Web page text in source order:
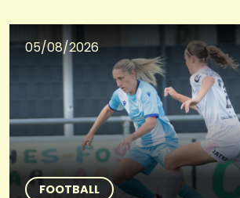
05/08/2026
FOOTBALL